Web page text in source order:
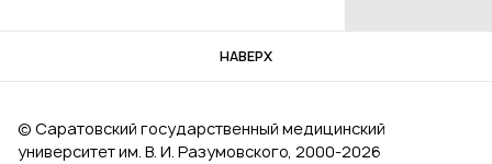
НАВЕРХ
© Саратовский государственный медицинский
университет им. В. И. Разумовского, 2000‑2026